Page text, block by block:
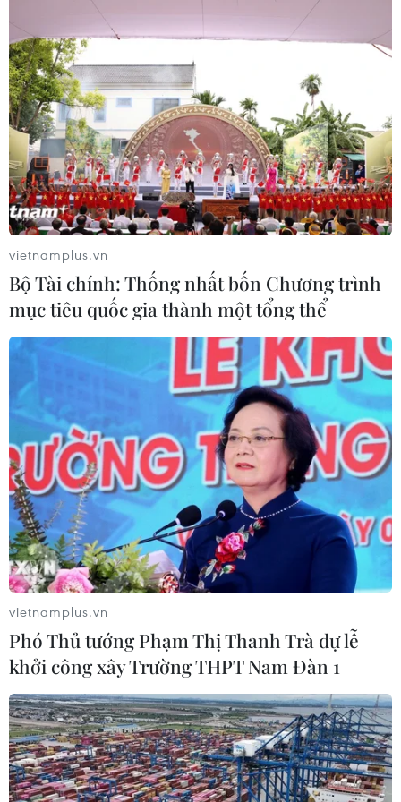
Y tế các tỉnh, thành phố đề nghị chủ động phòng, chống
tác hại của nắng nóng, hạn hán, xâm nhập mặn đối với
sức khỏe, sinh hoạt của người dân.
Nắng nóng kéo dài, ưu tiên nguồn nước
cho vùng hạ du sông Srêpốk
26/05/2023 03:36
Nhà máy Thủy điện Buôn Tua Shar phải linh động điều
tiết nguồn nước về hạ du phù hợp với tình hình thực tế
để vừa duy trì sản lượng điện của nhà máy, vừa đáp
ứng nhu cầu sử dụng nước của hạ du.
vietnamplus.vn
Bộ Tài chính: Thống nhất bốn Chương trình
mục tiêu quốc gia thành một tổng thể
vietnamplus.vn
Phó Thủ tướng Phạm Thị Thanh Trà dự lễ
khởi công xây Trường THPT Nam Đàn 1